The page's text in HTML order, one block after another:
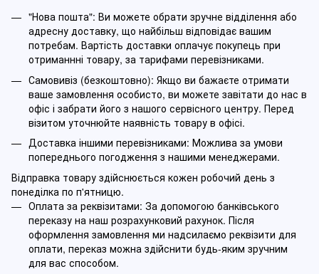
"Нова пошта": Ви можете обрати зручне відділення або
адресну доставку, що найбільш відповідає вашим
потребам. Вартість доставки оплачує покупець при
отриманнні товару, за тарифами перевізниками.
Самовивіз (безкоштовно): Якщо ви бажаєте отримати
ваше замовлення особисто, ви можете завітати до нас в
офіс і забрати його з нашого сервісного центру. Перед
візитом уточнюйте наявність товару в офісі.
Доставка іншими перевізниками: Можлива за умови
попереднього погодження з нашими менеджерами.
Відправка товару здійснюється кожен робочий день з
понеділка по п'ятницю.
Оплата за реквізитами: За допомогою банківського
переказу на наш розрахунковий рахунок. Після
оформлення замовлення ми надсилаємо реквізити для
оплати, переказ можна здійснити будь-яким зручним
для вас способом.